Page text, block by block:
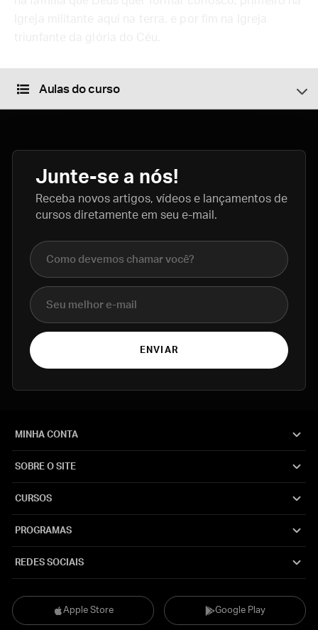
Aulas do curso
Junte-se a nós!
Receba novos artigos, vídeos e lançamentos de
cursos diretamente em seu e-mail.
Nome completo
E-mail
ENVIAR
Apple Store Google Play
MINHA CONTA
SOBRE O SITE
CURSOS
PROGRAMAS
REDES SOCIAIS